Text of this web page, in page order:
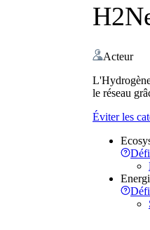
Acteur
le réseau
Éviter les